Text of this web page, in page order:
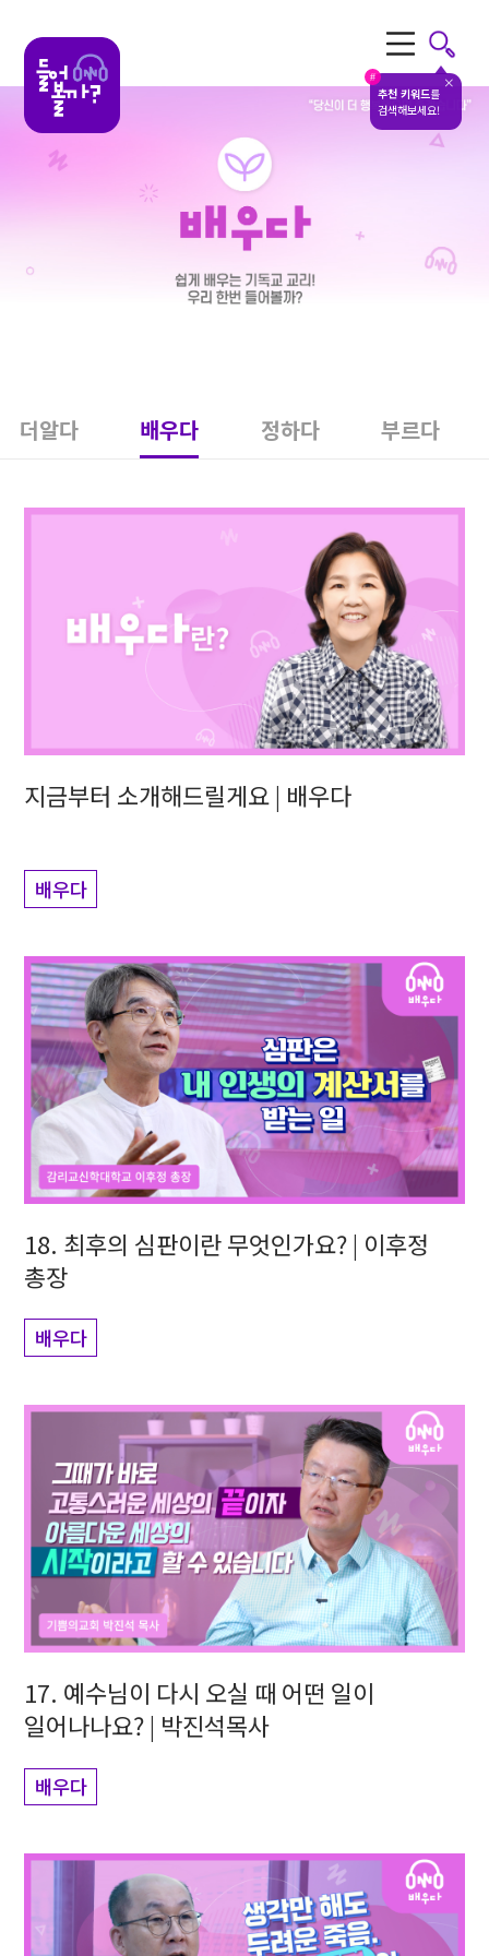
#
추천 키워드를
검색해보세요!
더알다 배우다 정하다 부르다
지금부터 소개해드릴게요 | 배우다
배우다
18. 최후의 심판이란 무엇인가요? | 이후정
총장
배우다
17. 예수님이 다시 오실 때 어떤 일이
일어나나요? | 박진석목사
배우다